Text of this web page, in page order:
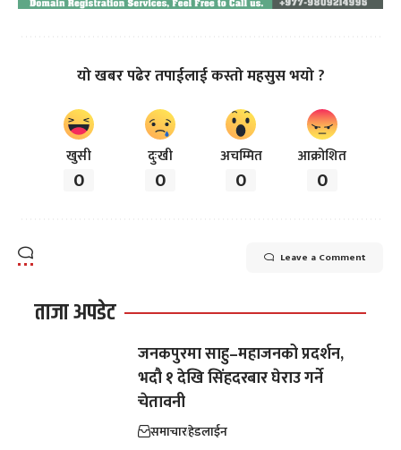
यो खबर पढेर तपाईलाई कस्तो महसुस भयो ?
खुसी
0
दुःखी
0
अचम्मित
0
आक्रोशित
0
Leave a Comment
ताजा अपडेट
जनकपुरमा साहु–महाजनको प्रदर्शन,
भदौ १ देखि सिंहदरबार घेराउ गर्ने
चेतावनी
समाचारहेडलाईन